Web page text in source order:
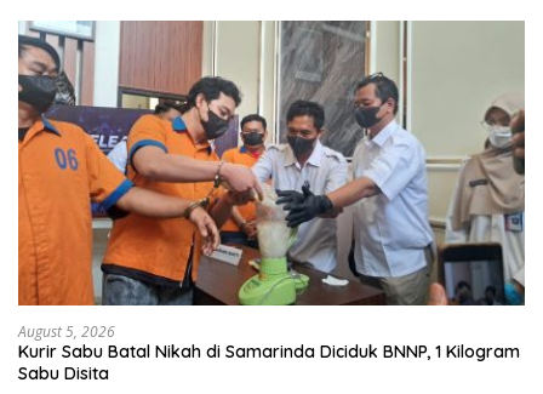
August 5, 2026
Kurir Sabu Batal Nikah di Samarinda Diciduk BNNP, 1 Kilogram
Sabu Disita